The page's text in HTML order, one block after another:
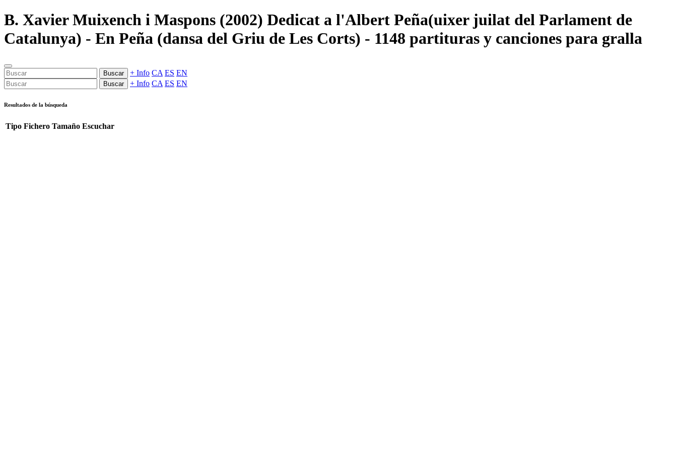
B. Xavier Muixench i Maspons (2002) Dedicat a l'Albert Peña(uixer juilat del Parlament de
Catalunya) - En Peña (dansa del Griu de Les Corts) - 1148 partituras y canciones para gralla
Buscar + Info CA ES EN
Buscar + Info CA ES EN
Resultados de la búsqueda
Tipo Fichero Tamaño Escuchar